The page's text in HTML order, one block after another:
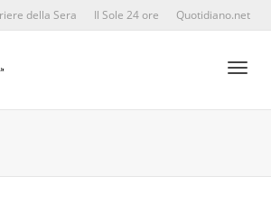
della Sera Il Sole 24 ore Quotidiano.net